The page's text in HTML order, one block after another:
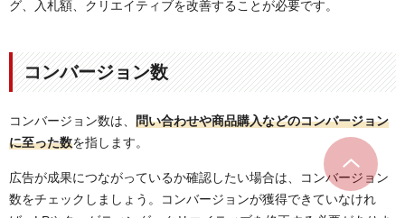
グ、入札額、クリエイティブを改善することが必要です。
コンバージョン数
コンバージョン数は、 問い合わせや商品購入などのコンバージョン
に至った数を指します。
広告が成果につながっているか確認したい場合は、コンバージョン
数をチェックしましょう。コンバージョンが獲得できていなけれ